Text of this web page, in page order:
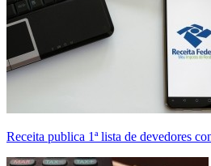
Receita publica 1ª lista de devedores